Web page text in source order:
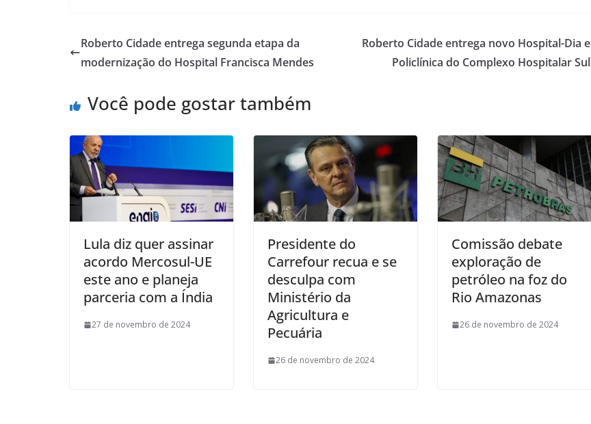
Roberto Cidade entrega segunda etapa da
modernização do Hospital Francisca Mendes
Roberto Cidade entrega novo Hospital-Dia e
Policlínica do Complexo Hospitalar Sul
Você pode gostar também
Lula diz quer assinar
acordo Mercosul-UE
este ano e planeja
parceria com a Índia
27 de novembro de 2024
Presidente do
Carrefour recua e se
desculpa com
Ministério da
Agricultura e
Pecuária
26 de novembro de 2024
Comissão debate
exploração de
petróleo na foz do
Rio Amazonas
26 de novembro de 2024